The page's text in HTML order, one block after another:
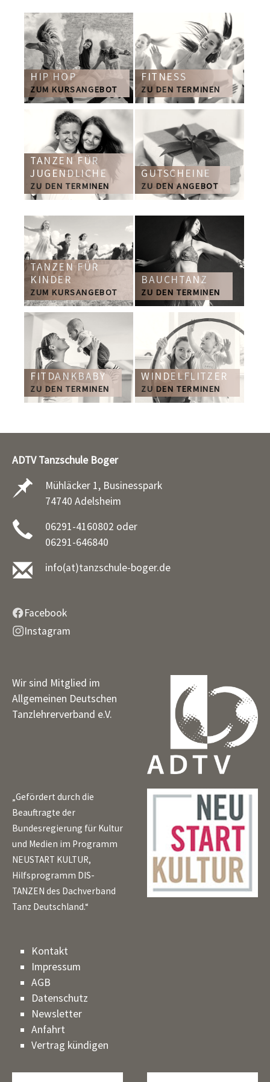
HIP HOP
ZUM KURSANGEBOT
FITNESS
ZU DEN TERMINEN
TANZEN FÜR
JUGENDLICHE
ZU DEN TERMINEN
GUTSCHEINE
ZU DEN ANGEBOT
TANZEN FÜR
KINDER
ZUM KURSANGEBOT
BAUCHTANZ
ZU DEN TERMINEN
FITDANKBABY
ZU DEN TERMINEN
WINDELFLITZER
ZU DEN TERMINEN
ADTV Tanzschule Boger
Mühläcker 1, Businesspark
74740 Adelsheim
06291-4160802 oder
06291-646840
info(at)tanzschule-boger.de
Facebook
Instagram
Wir sind Mitglied im
Allgemeinen Deutschen
Tanzlehrerverband e.V.
„Gefördert durch die
Beauftragte der
Bundesregierung für Kultur
und Medien im Programm
NEUSTART KULTUR,
Hilfsprogramm DIS-
TANZEN des Dachverband
Tanz Deutschland.“
Kontakt
Impressum
AGB
Datenschutz
Newsletter
Anfahrt
Vertrag kündigen